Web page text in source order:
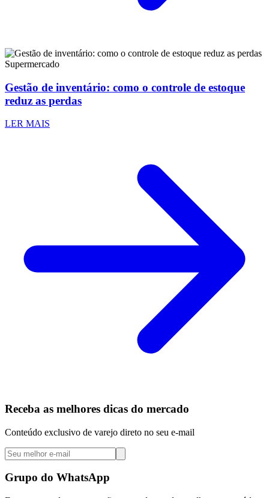
Supermercado
Gestão de inventário: como o controle de estoque
reduz as perdas
LER MAIS
Receba as melhores dicas do mercado
Conteúdo exclusivo de varejo direto no seu e-mail
Grupo do WhatsApp